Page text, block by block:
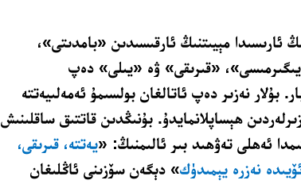
ئارىسىدا مېيىتنىڭ ئارقىسىدىن «بامدىتى»،
«قىرىقى» ۋە «يىلى» دەپ
بۇلار نەزىر دەپ ئاتالغان بولسىمۇ ئەمەلىيەتتە
ھېساپلانمايدۇ. بۇنىڭدىن قاتتىق ساقلىنىش
ئەھلى تەۋھىد بىر ئالىمنىڭ: «يەتتە، قىرىقى،
نەزرە يېمىدۈك» دېگەن سۆزىنى ئاڭلىغان